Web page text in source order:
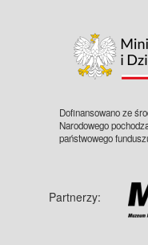
Dofinansowano ze
Narodowego
państwowego
Partnerzy: